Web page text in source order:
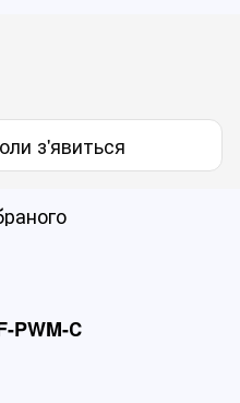
з'явиться
PWM-С